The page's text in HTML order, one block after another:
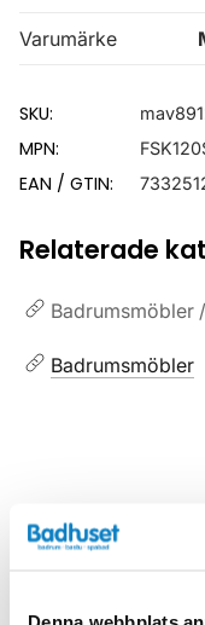
Varumärke
SKU:
MPN:
EAN / GTIN:
Relaterade
Badrumsmöbler /
Badrumsmöbler